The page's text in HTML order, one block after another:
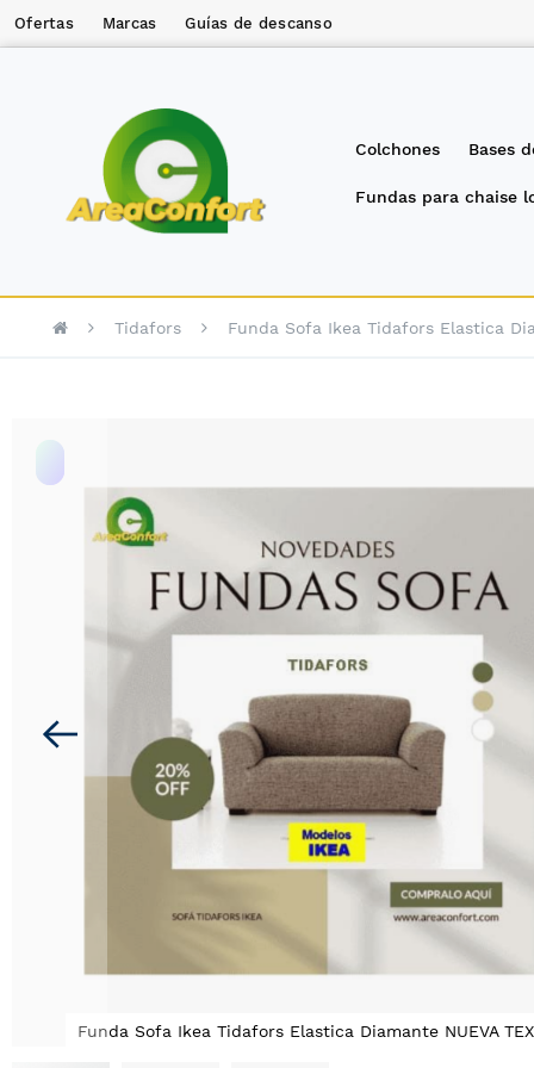
Ofertas Marcas Guías de descanso
Colchones Bases
Fundas para chaise
Tidafors Funda Sofa Ikea Tidafors Elastica
final
Funda Sofa Ikea Tidafors Elastica Diamante NUEVA